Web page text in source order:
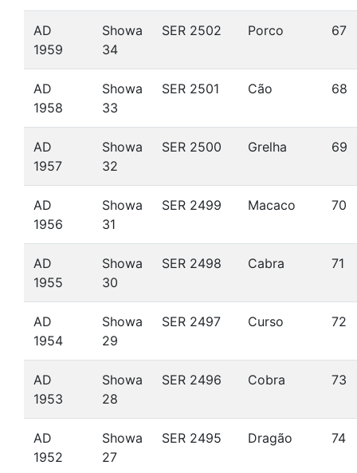
AD
1959
Showa
34
SER 2502 Porco 67
AD
1958
Showa
33
SER 2501 Cão 68
AD
1957
Showa
32
SER 2500 Grelha 69
AD
1956
Showa
31
SER 2499 Macaco 70
AD
1955
Showa
30
SER 2498 Cabra 71
AD
1954
Showa
29
SER 2497 Curso 72
AD
1953
Showa
28
SER 2496 Cobra 73
AD
1952
Showa
27
SER 2495 Dragão 74